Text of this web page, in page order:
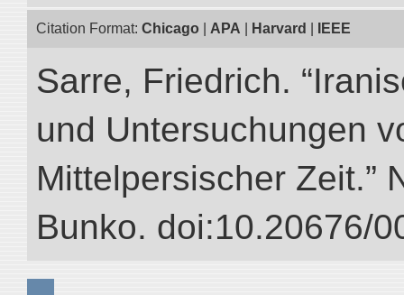
Citation Format: Chicago APA Harvard IEEE
Sarre, Friedrich.
und Untersuchungen
Mittelpersischer Zeit.”
Bunko. doi:10.20676/